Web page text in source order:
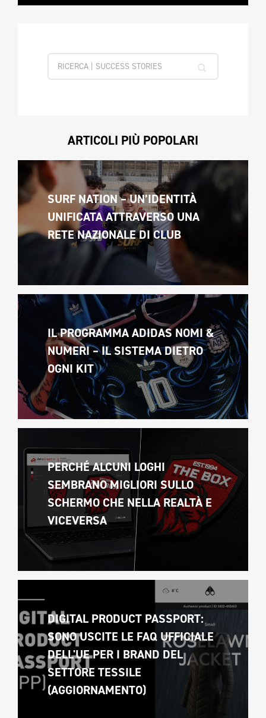
ARTICOLI PIÙ POPOLARI
SURF NATION – UN’IDENTITÀ
UNIFICATA ATTRAVERSO UNA
RETE NAZIONALE DI CLUB
IL PROGRAMMA ADIDAS NOMI &
NUMERI – IL SISTEMA DIETRO
OGNI KIT
PERCHÉ ALCUNI LOGHI
SEMBRANO MIGLIORI SULLO
SCHERMO CHE NELLA REALTÀ E
VICEVERSA
DIGITAL PRODUCT PASSPORT:
SONO USCITE LE FAQ UFFICIALE
DELL'UE PER I BRAND DEL
SETTORE TESSILE
(AGGIORNAMENTO)